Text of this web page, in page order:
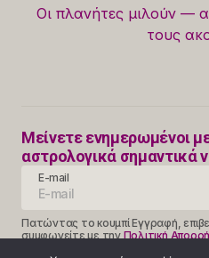
Οι πλανήτες μιλούν —
τους
Μείνετε ενημερωμένοι
αστρολογικά σημαντικά
E-mail
Πατώντας το κουμπί Εγγραφή,
συμφωνείτε με τηνΠολιτική